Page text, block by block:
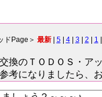
ドPage＞ 最新| 5| 4| 3 2 1
換のＴＯＤＯＳ ・ア
考になりましたら、